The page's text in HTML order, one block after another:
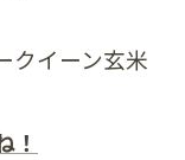
クイーン玄米
！